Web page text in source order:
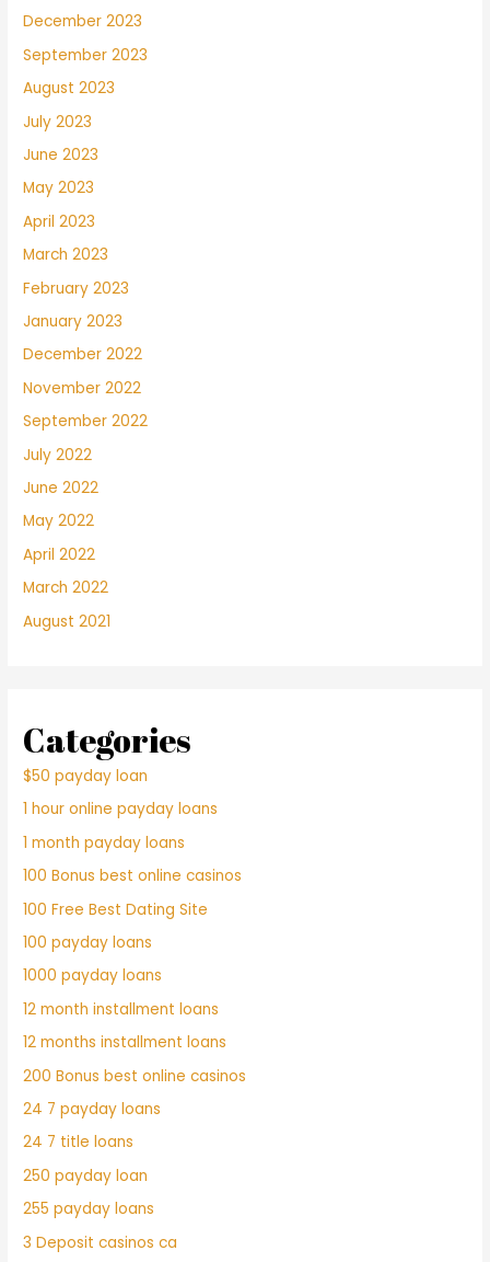
December 2023
September 2023
August 2023
July 2023
June 2023
May 2023
April 2023
March 2023
February 2023
January 2023
December 2022
November 2022
September 2022
July 2022
June 2022
May 2022
April 2022
March 2022
August 2021
Categories
$50 payday loan
1 hour online payday loans
1 month payday loans
100 Bonus best online casinos
100 Free Best Dating Site
100 payday loans
1000 payday loans
12 month installment loans
12 months installment loans
200 Bonus best online casinos
24 7 payday loans
24 7 title loans
250 payday loan
255 payday loans
3 Deposit casinos ca